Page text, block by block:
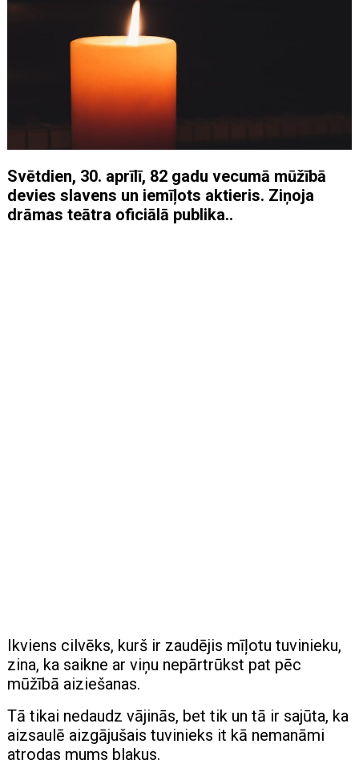
Svētdien, 30. aprīlī, 82 gadu vecumā mūžībā
devies slavens un iemīļots aktieris. Ziņoja
drāmas teātra oficiālā publika..
Ikviens cilvēks, kurš ir zaudējis mīļotu tuvinieku,
zina, ka saikne ar viņu nepārtrūkst pat pēc
mūžībā aiziešanas.
Tā tikai nedaudz vājinās, bet tik un tā ir sajūta, ka
aizsaulē aizgājušais tuvinieks it kā nemanāmi
atrodas mums blakus.